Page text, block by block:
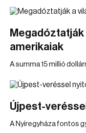
amerikaiak
A summa 15 millió
Újpest-
A Nyíregyháza fontos